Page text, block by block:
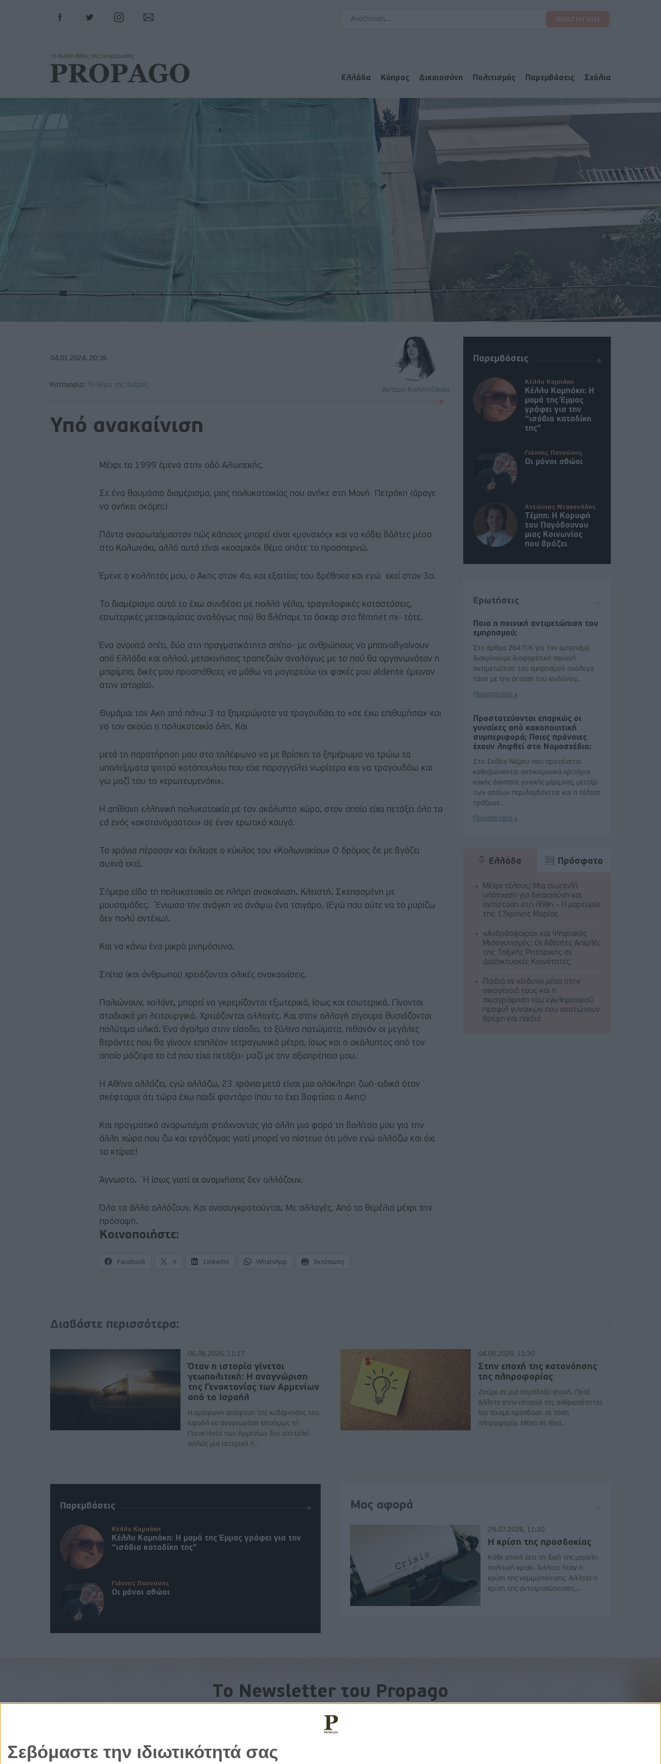
Σεβόμαστε την ιδιωτικότητά σας
FacebookTwitter InstagramContact
Ελλάδα Κύπρος Δικαιοσύνη Πολιτισμός Παρεμβάσεις Σχόλια
04.01.2024, 20:36
Κατηγορία: Το θέμα της ημέρας
Άρτεμις Καλαντζάκου
Υπό ανακαίνιση
Μέχρι το 1999 έμενα στην οδό Αλωπεκής.
Σε ένα θαυμάσιο διαμέρισμα, μιας πολυκατοικίας που ανήκε στη Μονή Πετράκη (άραγε
να ανήκει ακόμη;)
Πάντα αναρωτιόμασταν πώς κάποιος μπορεί είναι «μοναχός» και να κόβει βόλτες μέσα
στο Κολωνάκι, αλλά αυτό είναι «κοσμικό» θέμα οπότε το προσπερνώ.
Έμενε ο κολλητός μου, ο Ακης στον 4ο, και εξαιτίας του βρέθηκα και εγώ εκεί στον 3ο.
Το διαμέρισμα αυτό το έχω συνδέσει με πολλά γέλια, τραγελαφικές καταστάσεις,
εσωτερικές μετακομίσεις αναλόγως πού θα βλέπαμε τα όσκαρ στο filmnet πχ- τότε.
Ένα ανοιχτό σπίτι, δύο στη πραγματικότητα σπίτια- με ανθρώπους να μπαινοβγαίνουν
από Ελλάδα και αλλού, μετακινήσεις τραπεζιών αναλόγως με το πού θα οργανωνόταν η
μπιρίμπα, δικές μου προσπάθειες να μάθω να μαγειρεύω (οι φακές μου aldente έμειναν
στην ιστορία).
Θυμάμαι τον Ακη από πάνω 3 τα ξημερώματα να τραγουδάει το «σε έχω επιθυμήσει» και
να τον ακούει η πολυκατοικία όλη. Και
μετά τη παρατήρηση μου στο τηλέφωνο να με βρίσκει το ξημέρωμα να τρώω τα
υπολείμματα ψητού κοτόπουλου που είχε παραγγείλει νωρίτερα και να τραγουδάω και
γω μαζί του το «ερωτευμενάκι».
Η απίθανη ελληνική πολυκατοικία με τον ακάλυπτο χώρο, στον οποίο είχα πετάξει όλα τα
cd ενός «ακατανόμαστου» σε έναν ερωτικό καυγά.
Τα χρόνια πέρασαν και έκλεισε ο κύκλος του «Κολωνακίου» Ο δρόμος δε με βγάζει
συχνά εκεί.
Σήμερα είδα τη πολυκατοικία σε πλήρη ανακαίνιση. Κλειστή. Σκεπασμένη με
μουσαμάδες. ´Ενιωσα την ανάγκη να ανάψω ένα τσιγάρο. (Εγώ που ούτε να το μυρίζω
δεν πολύ αντέχω).
Και να κάνω ένα μικρό μνημόσυνο.
Σπίτια (και άνθρωποι) χρειάζονται ολικές ανακαινίσεις.
Παλιώνουν, χαλάνε, μπορεί να γκρεμίζονται εξωτερικά, ίσως και εσωτερικά. Γίνονται
σταδιακά μη λειτουργικά. Χρειάζονται αλλαγές. Και στην αλλαγή σίγουρα θυσιάζονται
πολύτιμα υλικά. Ένα άγαλμα στην είσοδο, τα ξύλινα πατώματα, πιθανόν οι μεγάλες
βεράντες που θα γίνουν επιπλέον τετραγωνικά μέτρα, ίσως και ο ακάλυπτος από τον
οποίο μάζεψα τα cd που είχα πετάξει- μαζί με την αξιοπρέπεια μου.
Η Αθήνα αλλάζει, εγώ αλλάζω, 23 χρόνια μετά είναι μια ολόκληρη ζωή-ειδικά όταν
σκέφτομαι ότι τώρα έχω παιδί φαντάρο (που το έχει βαφτίσει ο Ακης)
Και πραγματικά αναρωτιέμαι φτιάχνοντας για άλλη μια φορά τη βαλίτσα μου για την
άλλη χώρα που ζω και εργάζομαι: γιατί μπορεί να πίστευα ότι μόνο εγώ αλλάζω και όχι
τα κτίρια;!
Άγνωστο. ´Η ίσως γιατί οι αναμνήσεις δεν αλλάζουν.
Όλα τα άλλα αλλάζουν. Και ανασυγκροτούνται. Με αλλαγές. Από τα θεμέλια μέχρι την
πρόσοψη.
Κοινοποιήστε:
Facebook X LinkedIn WhatsApp Εκτύπωση
Παρεμβάσεις
Κέλλυ Καμπάκη
Κέλλυ Καμπάκη: Η
μαμά της Έμμας
γράφει για την
“ισόβια καταδίκη
της”
Γιάννης Πανούσης
Οι μόνοι αθώοι
Αντώνιος Ντακανάλης
Τέμπη: Η Κορυφή
του Παγόβουνου
μιας Κοινωνίας
που βράζει
Ερωτήσεις
Ποια η ποινική αντιμετώπιση του
εμπρησμού;
Στο άρθρο 264 Π.Κ για τον εμπρησμό
διακρίνουμε διαφορετική ποινική
αντιμετώπιση του εμπρησμού ανάλογα
τόσο με την έκταση του κινδύνου..
Περισσότερα »
Προστατεύονται επαρκώς οι
γυναίκες από κακοποιητική
συμπεριφορά; Ποιες πρόνοιες
έχουν ληφθεί στο Νομοσχέδιο;
Στο Σχέδιο Νόμου που προτείνεται
καθιερώνονται αντικειμενικά κριτήρια
κακής άσκησης γονικής μέριμνας, μεταξύ
των οποίων περιλαμβάνεται και η τέλεση
πράξεων..
Περισσότερα »
Ελλάδα Πρόσφατα
Μέχρι τέλους: Μια σιωπηλή
υπόσχεση για δικαιοσύνη και
αντίσταση στη λήθη – Η μαρτυρία
της 17χρονης Μαρίας
«Ανδρόσφαιρα» και Ψηφιακός
Μισογυνισμός: Οι Αθέατες Απειλές
της Τοξικής Ρητορικής σε
Διαδικτυακές Κοινότητες
Παιδιά σε κίνδυνο μέσα στην
οικογένειά τους και η
σκιαγράφηση του εγκληματικού
προφίλ γυναικών που σκοτώνουν
βρέφη και παιδιά
Διαβάστε περισσότερα:
06.08.2026, 11:17
Όταν η ιστορία γίνεται
γεωπολιτική: Η αναγνώριση
της Γενοκτονίας των Αρμενίων
από το Ισραήλ
Η ομόφωνη απόφαση της κυβέρνησης του
Ισραήλ να αναγνωρίσει επισήμως τη
Γενοκτονία των Αρμενίων δεν αποτελεί
απλώς μια ιστορική ή..
04.08.2026, 11:30
Στην εποχή της κατανόησης
της πληροφορίας
Ζούμε σε μια παράδοξη εποχή. Ποτέ
άλλοτε στην ιστορία της ανθρωπότητας
δεν είχαμε πρόσβαση σε τόση
πληροφορία. Μέσα σε λίγα..
Παρεμβάσεις
Κέλλυ Καμπάκη
Κέλλυ Καμπάκη: Η μαμά της Έμμας γράφει για την
“ισόβια καταδίκη της”
Γιάννης Πανούσης
Οι μόνοι αθώοι
Μας αφορά
29.07.2026, 11:20
Η κρίση της προσδοκίας
Κάθε εποχή έχει τη δική της μεγάλη
πολιτική κρίση. Άλλοτε ήταν η
κρίση της νομιμοποίησης. Άλλοτε η
κρίση της αντιπροσώπευσης...
To Newsletter του Propago
Λάβετε την ανάλυση της ημέρας στο email σας